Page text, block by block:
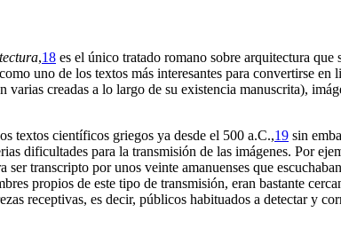
,18 es el único tratado romano sobre arquitectura
uno de los textos más interesantes para convertirse
creadas a lo largo de su existencia manuscrita),
textos científicos griegos ya desde el 500 a.C.,19 sin
dificultades para la transmisión de las imágenes. Por
ser transcripto por unos veinte amanuenses que
propios de este tipo de transmisión, eran bastante
receptivas, es decir, públicos habituados a detectar y